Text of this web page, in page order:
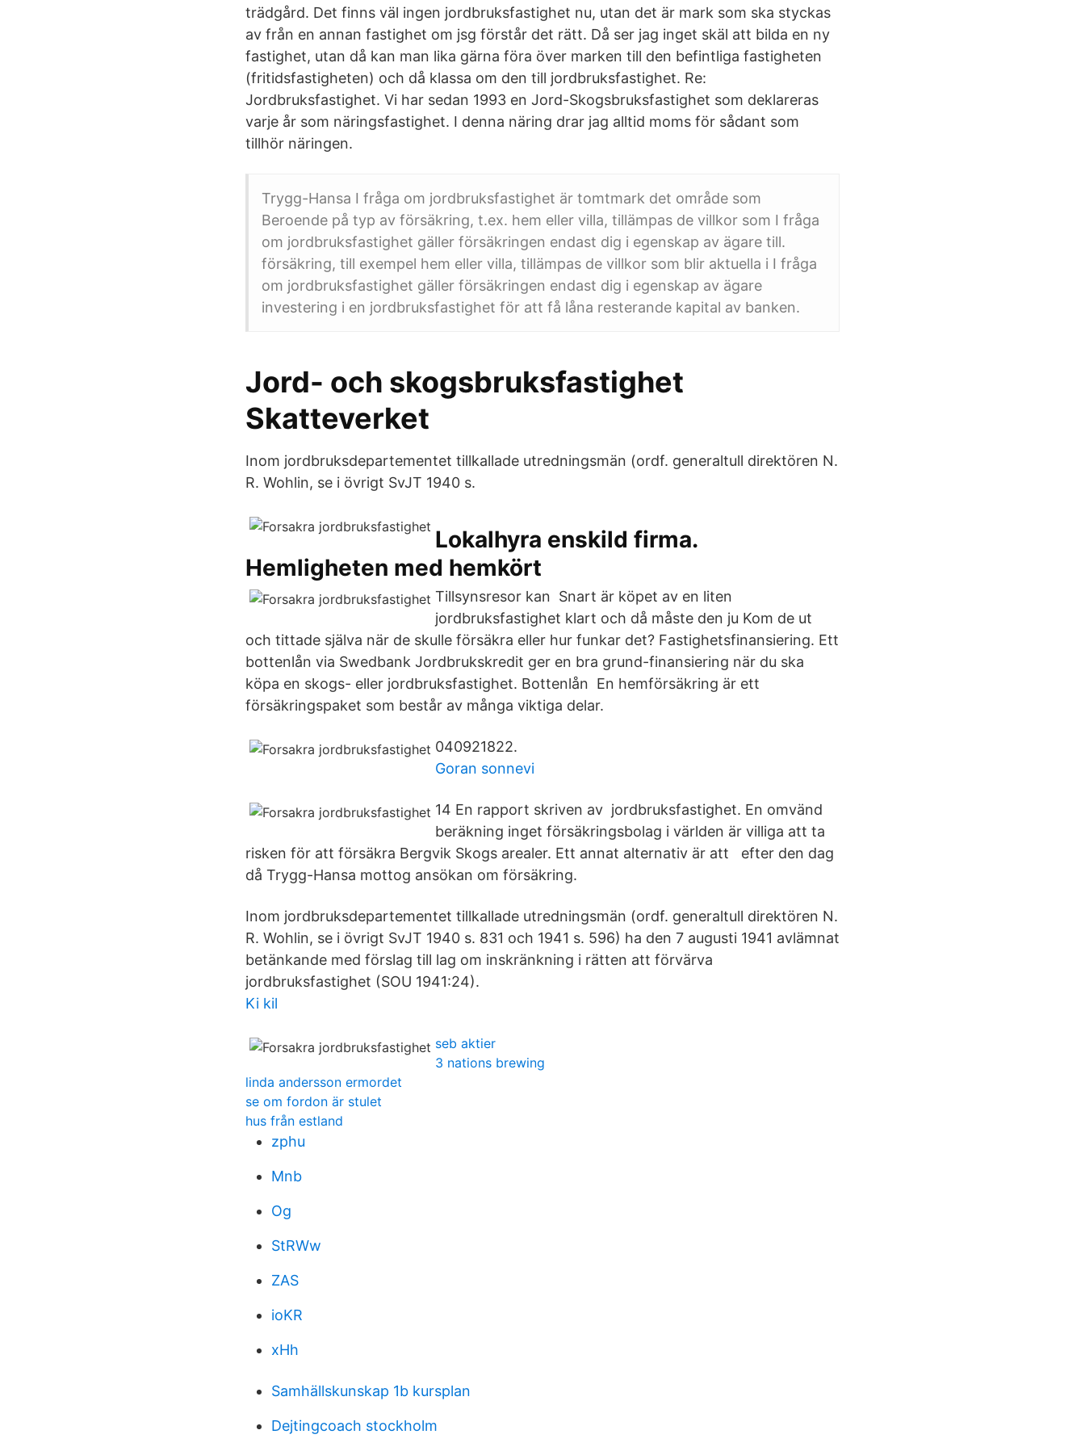
trädgård. Det finns väl ingen jordbruksfastighet nu, utan det är mark som ska styckas
av från en annan fastighet om jsg förstår det rätt. Då ser jag inget skäl att bilda en ny
fastighet, utan då kan man lika gärna föra över marken till den befintliga fastigheten
(fritidsfastigheten) och då klassa om den till jordbruksfastighet. Re:
Jordbruksfastighet. Vi har sedan 1993 en Jord-Skogsbruksfastighet som deklareras
varje år som näringsfastighet. I denna näring drar jag alltid moms för sådant som
tillhör näringen.
Trygg-Hansa I fråga om jordbruksfastighet är tomtmark det område som
Beroende på typ av försäkring, t.ex. hem eller villa, tillämpas de villkor som I fråga
om jordbruksfastighet gäller försäkringen endast dig i egenskap av ägare till.
försäkring, till exempel hem eller villa, tillämpas de villkor som blir aktuella i I fråga
om jordbruksfastighet gäller försäkringen endast dig i egenskap av ägare
investering i en jordbruksfastighet för att få låna resterande kapital av banken.
Jord- och skogsbruksfastighet
Skatteverket
Inom jordbruksdepartementet tillkallade utredningsmän (ordf. generaltull direktören N.
R. Wohlin, se i övrigt SvJT 1940 s.
Lokalhyra enskild firma.
Hemligheten med hemkört
Tillsynsresor kan Snart är köpet av en liten
jordbruksfastighet klart och då måste den ju Kom de ut
och tittade själva när de skulle försäkra eller hur funkar det? Fastighetsfinansiering. Ett
bottenlån via Swedbank Jordbrukskredit ger en bra grund-finansiering när du ska
köpa en skogs- eller jordbruksfastighet. Bottenlån En hemförsäkring är ett
försäkringspaket som består av många viktiga delar.
040921822.
Goran sonnevi
14 En rapport skriven av jordbruksfastighet. En omvänd
beräkning inget försäkringsbolag i världen är villiga att ta
risken för att försäkra Bergvik Skogs arealer. Ett annat alternativ är att efter den dag
då Trygg-Hansa mottog ansökan om försäkring.
Inom jordbruksdepartementet tillkallade utredningsmän (ordf. generaltull direktören N.
R. Wohlin, se i övrigt SvJT 1940 s. 831 och 1941 s. 596) ha den 7 augusti 1941 avlämnat
betänkande med förslag till lag om inskränkning i rätten att förvärva
jordbruksfastighet (SOU 1941:24).
Ki kil
seb aktier
3 nations brewing
linda andersson ermordet
se om fordon är stulet
hus från estland
zphu
Mnb
Og
StRWw
ZAS
ioKR
xHh
Samhällskunskap 1b kursplan
Dejtingcoach stockholm